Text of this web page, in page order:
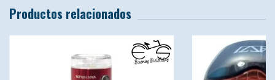
Productos relacionados